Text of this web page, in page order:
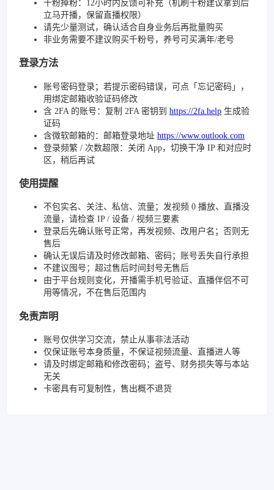
千粉掉粉：12小时内反馈可补充（机刷千粉建议拿到后
立马开播，保留直播权限）
请先少量测试，确认适合自身业务后再批量购买
非业务需要不建议购买千粉号，养号可买满年/老号
登录方法
账号密码登录；若提示密码错误，可点「忘记密码」，
用绑定邮箱收验证码修改
含 2FA 的账号：复制 2FA 密钥到 https://2fa.help 生成验
证码
含微软邮箱的：邮箱登录地址 https://www.outlook.com
登录频繁 / 次数超限：关闭 App，切换干净 IP 和对应时
区，稍后再试
使用提醒
不包实名、关注、私信、流量；发视频 0 播放、直播没
流量，请检查 IP / 设备 / 视频三要素
登录后先确认账号正常，再发视频、改用户名；否则无
售后
确认无误后请及时修改邮箱、密码；账号丢失自行承担
不建议囤号；超过售后时间封号无售后
由于平台规则变化，开播需手机号验证、直播伴侣不可
用等情况，不在售后范围内
免责声明
账号仅供学习交流，禁止从事非法活动
仅保证账号本身质量，不保证视频流量、直播进人等
请及时绑定邮箱和修改密码；盗号、财务损失等与本站
无关
卡密具有可复制性，售出概不退货